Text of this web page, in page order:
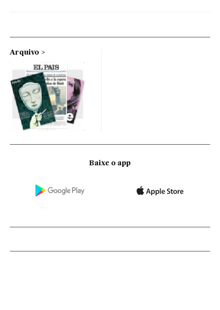
Arquivo
Baixe o app